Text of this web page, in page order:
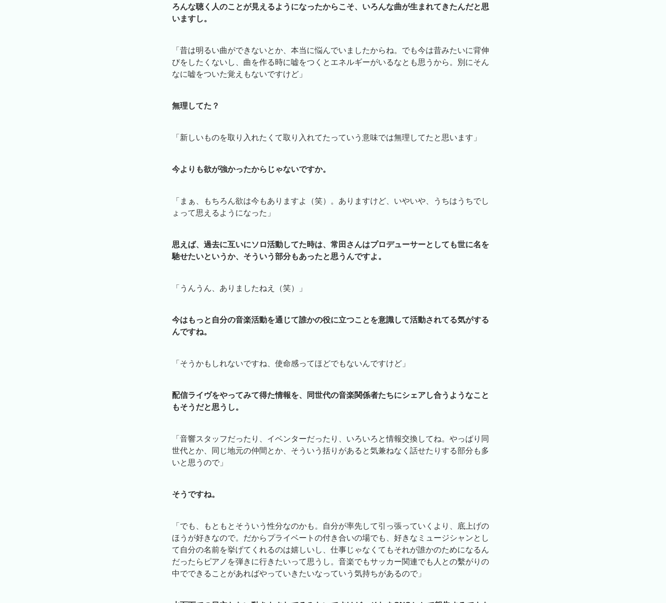
ろんな聴く人のことが見えるようになったからこそ、いろんな曲が生まれてきたんだと思
いますし。
「昔は明るい曲ができないとか、本当に悩んでいましたからね。でも今は昔みたいに背伸
びをしたくないし、曲を作る時に嘘をつくとエネルギーがいるなとも思うから。別にそん
なに嘘をついた覚えもないですけど」
無理してた？
「新しいものを取り入れたくて取り入れてたっていう意味では無理してたと思います」
今よりも欲が強かったからじゃないですか。
「まぁ、もちろん欲は今もありますよ（笑）。ありますけど、いやいや、うちはうちでし
ょって思えるようになった」
思えば、過去に互いにソロ活動してた時は、常田さんはプロデューサーとしても世に名を
馳せたいというか、そういう部分もあったと思うんですよ。
「うんうん、ありましたねえ（笑）」
今はもっと自分の音楽活動を通じて誰かの役に立つことを意識して活動されてる気がする
んですね。
「そうかもしれないですね、使命感ってほどでもないんですけど」
配信ライヴをやってみて得た情報を、同世代の音楽関係者たちにシェアし合うようなこと
もそうだと思うし。
「音響スタッフだったり、イベンターだったり、いろいろと情報交換してね。やっぱり同
世代とか、同じ地元の仲間とか、そういう括りがあると気兼ねなく話せたりする部分も多
いと思うので」
そうですね。
「でも、もともとそういう性分なのかも。自分が率先して引っ張っていくより、底上げの
ほうが好きなので。だからプライベートの付き合いの場でも、好きなミュージシャンとし
て自分の名前を挙げてくれるのは嬉しいし、仕事じゃなくてもそれが誰かのためになるん
だったらピアノを弾きに行きたいって思うし。音楽でもサッカー関連でも人との繫がりの
中でできることがあればやっていきたいなっていう気持ちがあるので」